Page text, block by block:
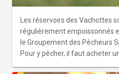
Les réservoirs des Vachottes
régulièrement empoissonnés
le Groupement des Pêcheurs
Pour y pêcher, il faut acheter